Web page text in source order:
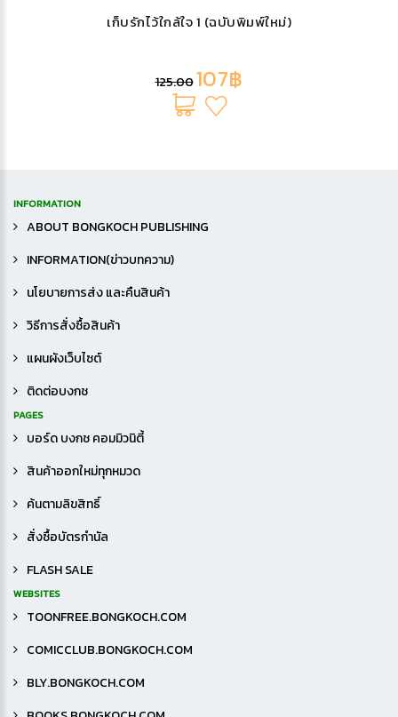
เก็บรักไว้ใกล้ใจ 1 (ฉบับพิมพ์ใหม่)
125.00107฿
INFORMATION
ABOUT BONGKOCH PUBLISHING
INFORMATION(ข่าวบทความ)
นโยบายการส่ง และคืนสินค้า
วิธีการสั่งซื้อสินค้า
แผนผังเว็บไซต์
ติดต่อบงกช
PAGES
บอร์ด บงกช คอมมิวนิตี้
สินค้าออกใหม่ทุกหมวด
ค้นตามลิขสิทธิ์
สั่งซื้อบัตรกำนัล
FLASH SALE
WEBSITES
TOONFREE.BONGKOCH.COM
COMICCLUB.BONGKOCH.COM
BLY.BONGKOCH.COM